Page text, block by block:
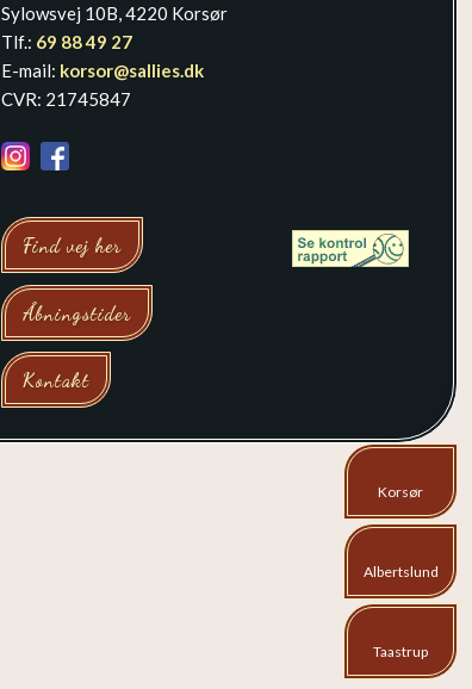
​Korsør
​Albertslund
Taastrup
Sylowsvej 10B, 4220 Korsør
Tlf.: 69 88 49 27
E-mail: korsor@sallies.dk
CVR: 21745847
Find vej her
Åbningstider
Kontakt